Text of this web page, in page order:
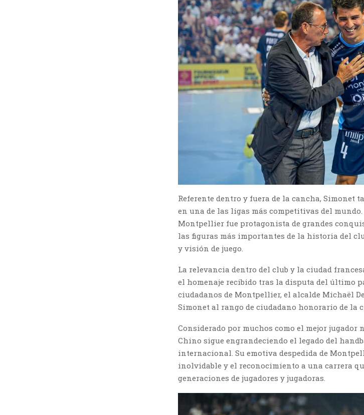
Referente dentro y fuera de la cancha, Simonet
en una de las ligas más competitivas del
Montpellier fue protagonista de grandes
las figuras más importantes de la historia del
y visión de juego.
La relevancia dentro del club y la ciudad
el homenaje recibido tras la disputa del último
ciudadanos de Montpellier, el alcalde Michaël
Simonet al rango de ciudadano honorario de la
Considerado por muchos como el mejor jugador
Chino sigue engrandeciendo el legado del
internacional. Su emotiva despedida de
inolvidable y el reconocimiento a una carrera
generaciones de jugadores y jugadoras.